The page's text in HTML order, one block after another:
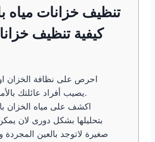
تنظيف خزانات مياه
كيفية تنظيف
احرص على نظافة الخزان
يصيب أفراد عائلتك بالأمراض المختلفة.
اكشف على مياه الخزان
بتحليلها بشكل دورى لان
صغيرة لاتوجد بالعين المجردة